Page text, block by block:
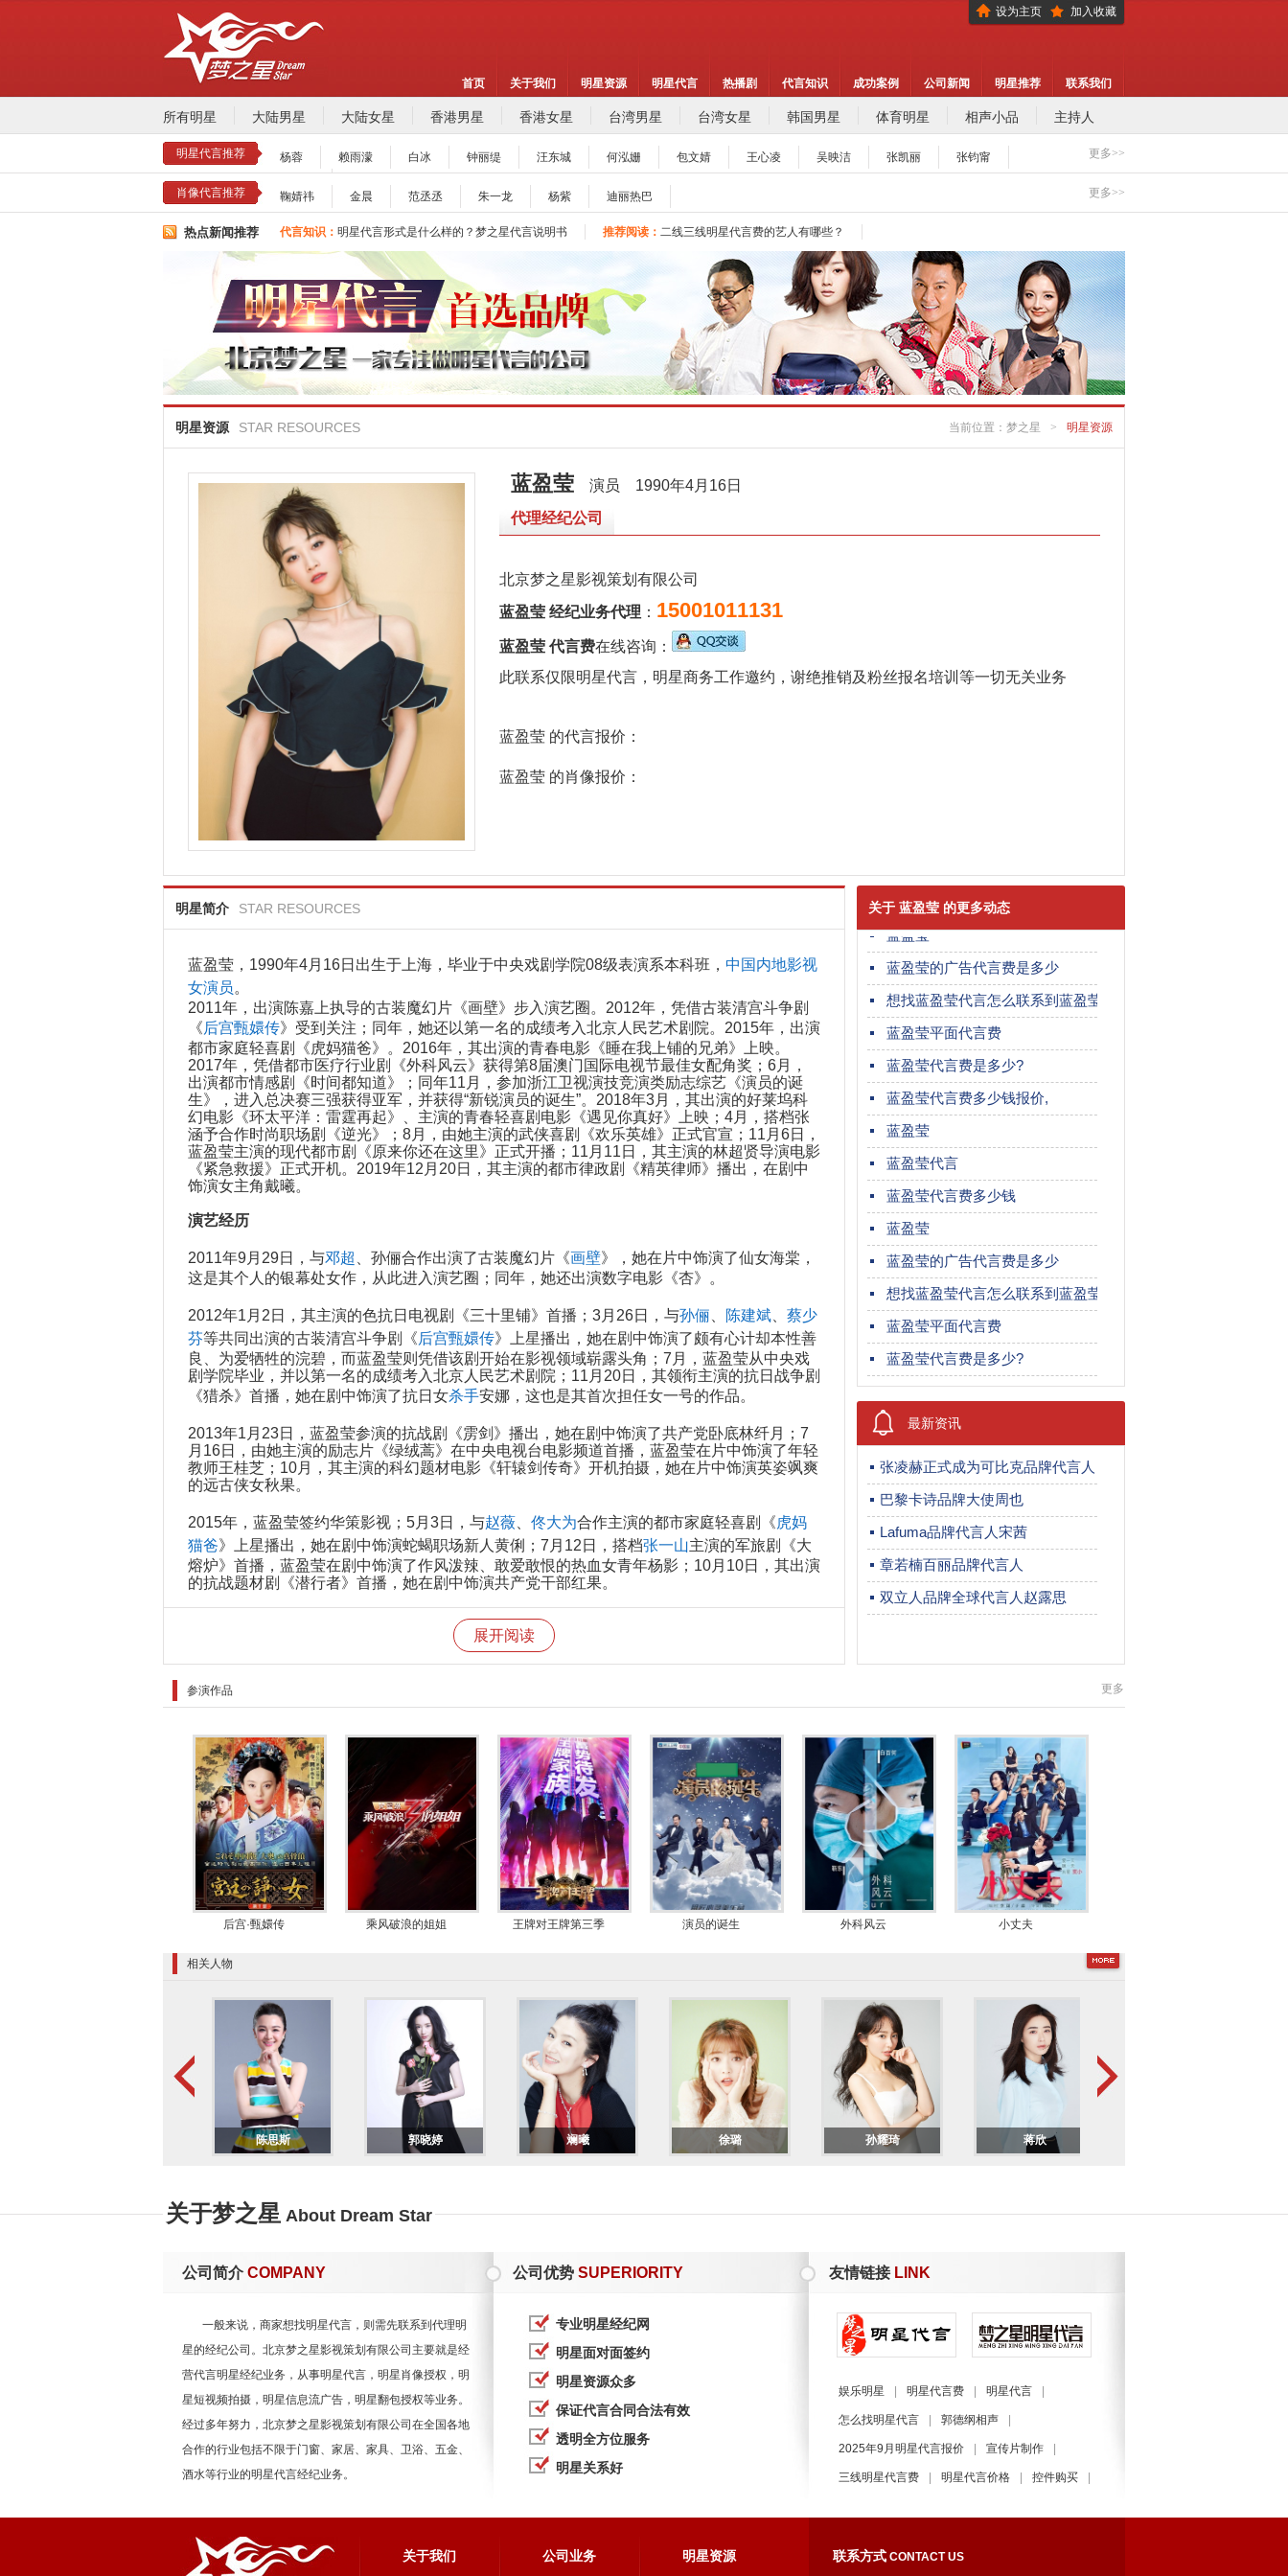
设为主页 加入收藏
首页 关于我们 明星资源 明星代言 热播剧 代言知识 成功案例 公司新闻 明星推荐 联系我们
所有明星 大陆男星 大陆女星 香港男星 香港女星 台湾男星 台湾女星 韩国男星 体育明星 相声小品 主持人
明星代言推荐 杨蓉 赖雨濛 白冰 钟丽缇 汪东城 何泓姗 包文婧 王心凌 吴映洁 张凯丽
张钧甯
更多>>
肖像代言推荐 鞠婧祎 金晨 范丞丞 朱一龙 杨紫 迪丽热巴 更多>>
热点新闻推荐
推荐阅读： 2026年明星肖像代言费【8月实时更新】报价表 推荐阅读：
明星代言：
2026年诚招各地广告公司，策划公司合作代理明星资源
代言知识：明星代言形式是什么样的？梦之星代言说明书 推荐阅读：二线三线明星代言费的艺人有哪些？
代言知识： 明星代言资源对比|北京梦之星影视策划有限公司 明星代言：找明星代言基本流程包括哪些?明星代言的工作流程
2026年诚招各地广告公司，策划公司合作代理明星资源
找明星代言哪个渠道最好？费用多少？
代言知识：明星代言形式是什么样的？梦之星代言说明书 推荐阅读：
二线三线明星代言费的艺人有哪些？
代言知识：明星代言资源对比|北京梦之星影视策划有限公司 明星代言： 找明星代言基本流程包括哪些?明星代言的工作流程
明星资源 STAR RESOURCES 当前位置： 梦之星 > 明星资源
蓝盈莹 演员 1990年4月16日
代理经纪公司
北京梦之星影视策划有限公司
蓝盈莹 经纪业务代理 ： 15001011131
蓝盈莹 代言费在线咨询：
此联系仅限明星代言，明星商务工作邀约，谢绝推销及粉丝报名培训等一切无关业务
蓝盈莹 的代言报价：
蓝盈莹 的肖像报价：
明星简介 STAR RESOURCES
蓝盈莹，1990年4月16日出生于上海，毕业于中央戏剧学院08级表演系本科班， 中国内地影视
女演员。
2011年，出演陈嘉上执导的古装魔幻片《画壁》步入演艺圈。2012年，凭借古装清宫斗争剧
《后宫甄嬛传》受到关注；同年，她还以第一名的成绩考入北京人民艺术剧院。2015年，出演
都市家庭轻喜剧《虎妈猫爸》。2016年，其出演的青春电影《睡在我上铺的兄弟》上映。
2017年，凭借都市医疗行业剧《外科风云》获得第8届澳门国际电视节最佳女配角奖；6月，
出演都市情感剧《时间都知道》；同年11月，参加浙江卫视演技竞演类励志综艺《演员的诞
生》，进入总决赛三强获得亚军，并获得“新锐演员的诞生”。2018年3月，其出演的好莱坞科
幻电影《环太平洋：雷霆再起》、主演的青春轻喜剧电影《遇见你真好》上映；4月，搭档张
涵予合作时尚职场剧《逆光》；8月，由她主演的武侠喜剧《欢乐英雄》正式官宣；11月6日，
蓝盈莹主演的现代都市剧《原来你还在这里》正式开播；11月11日，其主演的林超贤导演电影
《紧急救援》正式开机。2019年12月20日，其主演的都市律政剧《精英律师》播出，在剧中
饰演女主角戴曦。
演艺经历
2011年9月29日，与邓超 、孙俪合作出演了古装魔幻片《画壁》，她在片中饰演了仙女海棠，
这是其个人的银幕处女作，从此进入演艺圈；同年，她还出演数字电影《杏》。
2012年1月2日，其主演的色抗日电视剧《三十里铺》首播；3月26日，与孙俪 陈建斌
蔡少
芬等共同出演的古装清宫斗争剧《后宫甄嬛传》上星播出，她在剧中饰演了颇有心计却本性善
良、为爱牺牲的浣碧，而蓝盈莹则凭借该剧开始在影视领域崭露头角；7月，蓝盈莹从中央戏
剧学院毕业，并以第一名的成绩考入北京人民艺术剧院；11月20日，其领衔主演的抗日战争剧
《猎杀》首播，她在剧中饰演了抗日女杀手安娜，这也是其首次担任女一号的作品。
2013年1月23日，蓝盈莹参演的抗战剧《雳剑》播出，她在剧中饰演了共产党卧底林纤月；7
月16日，由她主演的励志片《绿绒蒿》在中央电视台电影频道首播，蓝盈莹在片中饰演了年轻
教师王桂芝；10月，其主演的科幻题材电影《轩辕剑传奇》开机拍摄，她在片中饰演英姿飒爽
的远古侠女秋果。
2015年，蓝盈莹签约华策影视；5月3日，与赵薇 佟大为合作主演的都市家庭轻喜剧《虎妈
猫爸》上星播出，她在剧中饰演蛇蝎职场新人黄俐；7月12日，搭档张一山主演的军旅剧《大
熔炉》首播，蓝盈莹在剧中饰演了作风泼辣、敢爱敢恨的热血女青年杨影；10月10日，其出演
的抗战题材剧《潜行者》首播，她在剧中饰演共产党干部红果。
2016年2月24日，其主演的现代都市情感剧《爱人的谎言》上星播出，她在剧中饰演了爱慕虚
荣的孤独公主童小夏；3月20日，蓝盈莹出演的古装 神话
卫视播出，她在剧中饰演了从一个单纯多变的女孩变成心狠手辣腹黑妖女的青龙玄女芙儿；4
的都市情感话题剧《
寇》首播，她在剧中饰演了一位心思缜密、文武双全的军统女特务谭青儿；同年，她还拍摄科
幻电影《环太平洋2》。
2017年2月3日，其出演的都市情感剧《 一树桃花开》首播，她在剧中饰演知书达理、对待爱
情非常认真的女汉子盛开；4月17日，与靳东 、白百何合作主演的都市医疗行业剧《外科
云》首播，蓝盈莹在剧中饰演了开朗乐观的急诊科护士杨羽，她还凭借此剧获得第8届澳门国
际电影电视节最佳女配角奖；11月，参加浙江卫视演技竞演类励志综艺《演员的诞生》，并进
入总决赛以及三强，获得“新锐
演员的诞生
2018年3月26日，其出演的好莱坞科幻电影《环太平洋：雷霆再起》上映，其中她饰演机甲战
队演员向安澜；3月29日，蓝盈莹领衔主演的青春爱情轻喜电影《
遇见你真好》上映，她在片
场设计师白汐宁；8月，由她主演的武侠喜剧《欢乐英雄》正式官宣，在剧中她饰演英姿飒爽
饰演豁达洒脱、恣意纵横的章粤；11月11日，确定出演由林超贤执导的电影《紧急救援》。
2019年7月16日，搭档 窦骁合作出演都市情感剧《时间都知道》播出 [50] ，其在剧中
饰演傲而不作、静而拼竞的都市名媛赵雯雯；10月，入围第六届“中国电视好演员”绿组女演员
候选名单；10月24日，以嘉宾身份参加腾讯视频推出的国内首档律政职场观察类真人秀节目
《令人心动的offer》。11月，参与演唱中央电影频道青年演员计划主题曲《星辰大海》；12月
20日，其主演的都市律政剧《精英律师》开播，在剧中饰演实习律师戴曦。
2020年6月12日，参与芒果TV选拔综艺《
乘风破浪的姐姐》。
评选奖项
▪ 2018-01-11 兴趣部落心赏之夜年度心赏最佳屏幕表现 （获奖）
▪ 2017-12-07 unoyoung周年明星派对年度演技新力量 （获奖）
▪ 2017-12-21 第8届澳门国际电视节最佳女配角奖外科风云（获奖）
国剧盛典
▪ 2020-01-01 国剧盛典年度潜力女演员 （获奖）
人物评价
蓝盈莹因在多部剧中反面角色的精彩塑造而被观众所熟知，她利用丰富的表演经验，驾轻就熟
惊喜（腾讯网评）。
展开阅读
关于 蓝盈莹 的更多动态
蓝盈莹代言费多少钱
蓝盈莹
蓝盈莹的广告代言费是多少
想找蓝盈莹代言怎么联系到蓝盈莹?
蓝盈莹平面代言费
蓝盈莹代言费是多少?
蓝盈莹代言费多少钱报价,
蓝盈莹
蓝盈莹代言
蓝盈莹代言费多少钱
蓝盈莹
蓝盈莹的广告代言费是多少
想找蓝盈莹代言怎么联系到蓝盈莹?
蓝盈莹平面代言费
蓝盈莹代言费是多少?
最新资讯
张凌赫正式成为可比克品牌代言人
巴黎卡诗品牌大使周也
Lafuma品牌代言人宋茜
章若楠百丽品牌代言人
双立人品牌全球代言人赵露思
参演作品 更多
后宫·甄嬛传 乘风破浪的姐姐 王牌对王牌第三季 演员的诞生 外科风云 小丈夫
相关人物
陈思斯 郭晓婷 斓曦 徐璐 孙耀琦 蒋欣
斓曦 徐璐 孙耀琦 徐帆 舒畅
关于梦之星 About Dream Star
公司简介COMPANY
一般来说，商家想找明星代言，则需先联系到代理明
星的经纪公司。北京梦之星影视策划有限公司主要就是经
营代言明星经纪业务，从事明星代言，明星肖像授权，明
星短视频拍摄，明星信息流广告，明星翻包授权等业务。
经过多年努力，北京梦之星影视策划有限公司在全国各地
合作的行业包括不限于门窗、家居、家具、卫浴、五金、
酒水等行业的明星代言经纪业务。
公司优势 SUPERIORITY
专业明星经纪网
明星面对面签约
明星资源众多
保证代言合同合法有效
透明全方位服务
明星关系好
友情链接LINK
娱乐明星 明星代言费 明星代言
怎么找明星代言 郭德纲相声
2025年9月明星代言报价 宣传片制作
三线明星代言费 明星代言价格 控件购买
关于我们 公司业务 明星资源 联系方式 CONTACT US